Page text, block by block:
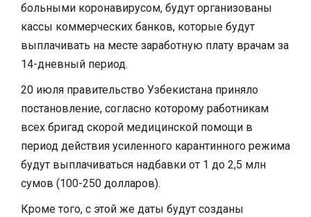
больными коронавирусом, будут организованы
кассы коммерческих банков, которые будут
выплачивать на месте заработную плату врачам за
14-дневный период.
20 июля правительство Узбекистана приняло
постановление, согласно которому работникам
всех бригад скорой медицинской помощи в
период действия усиленного карантинного режима
будут выплачиваться надбавки от 1 до 2,5 млн
сумов (100-250 долларов).
Кроме того, с этой же даты будут созданы